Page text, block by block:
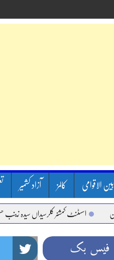
بین الاقوامی کالمز آزاد کشمیر
اسسٹنٹ کمشنر کلرسیداں سیدہ زینب حسین
فیس بک